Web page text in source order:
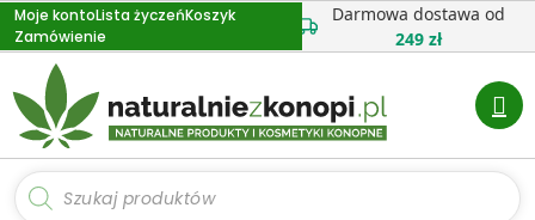
Przejdź
do
treści
Moje kontoLista życzeńKoszyk
Zamówienie
Darmowa dostawa od
249 zł
Wyszukiwarka
produktów